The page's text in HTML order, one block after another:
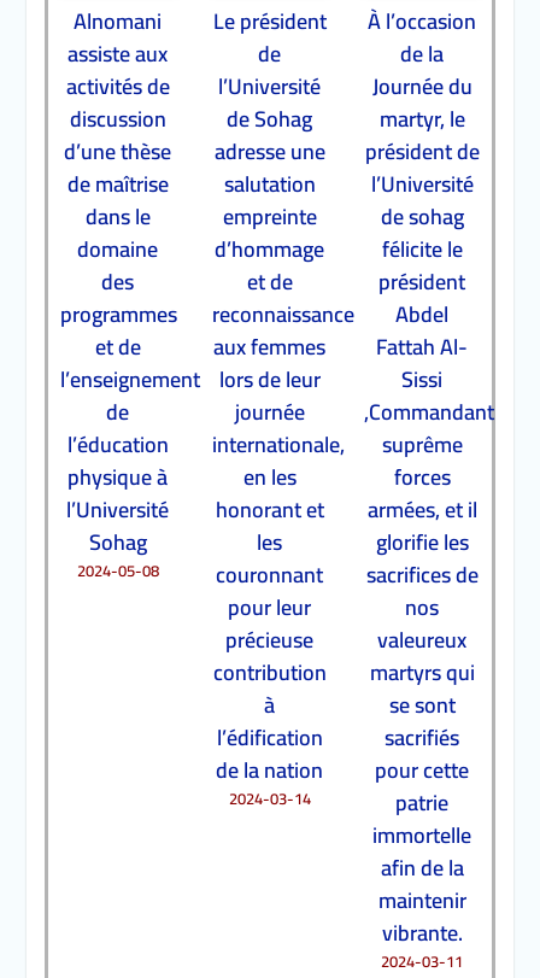
Alnomani
assiste aux
activités de
discussion
d’une thèse
de maîtrise
dans le
domaine
des
programmes
et de
l’enseignement
de
l’éducation
physique à
l’Université
Sohag
2024-05-08
Le président
de
l’Université
de Sohag
adresse une
salutation
empreinte
d’hommage
et de
reconnaissance
aux femmes
lors de leur
journée
internationale,
en les
honorant et
les
couronnant
pour leur
précieuse
contribution
à
l’édification
de la nation
2024-03-14
À l’occasion
de la
Journée du
martyr, le
président de
l’Université
de sohag
félicite le
président
Abdel
Fattah Al-
Sissi
,Commandant
suprême
forces
armées, et il
glorifie les
sacrifices de
nos
valeureux
martyrs qui
se sont
sacrifiés
pour cette
patrie
immortelle
afin de la
maintenir
vibrante.
2024-03-11